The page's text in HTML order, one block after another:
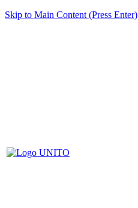
Skip to Main Content (Press Enter)